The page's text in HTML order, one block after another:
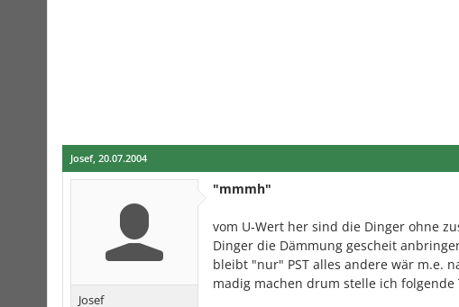
Josef, 20.07.2004
Josef
"mmmh"
vom U-Wert her sind die Dinger ohne
Dinger die Dämmung gescheit
bleibt "nur" PST alles andere wär m.e.
madig machen drum stelle ich folgende